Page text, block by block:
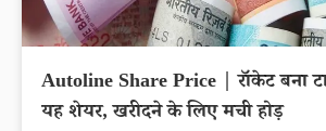
Autoline Share Price | रॉकेट बना
यह शेयर, खरीदने के लिए मची होड़